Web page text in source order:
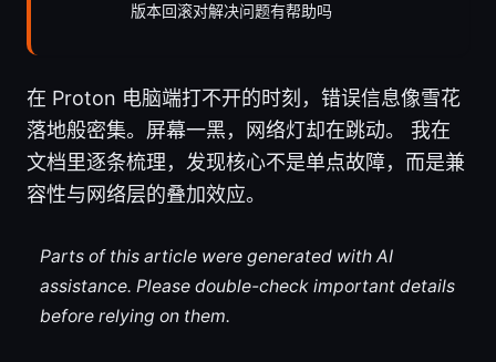
版本回滚对解决问题有帮助吗
在 Proton 电脑端打不开的时刻，错误信息像雪花
落地般密集。屏幕一黑，网络灯却在跳动。 我在
文档里逐条梳理，发现核心不是单点故障，而是兼
容性与网络层的叠加效应。
Parts of this article were generated with AI
assistance. Please double-check important details
before relying on them.